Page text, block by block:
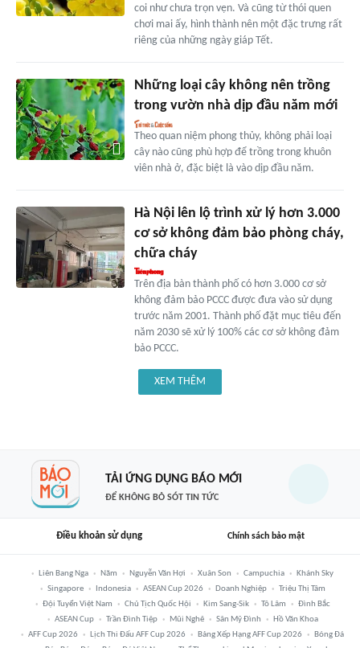
coi như chưa trọn vẹn. Và cũng từ thói quen
chơi mai ấy, hình thành nên một đặc trưng rất
riêng của những ngày giáp Tết.
Những loại cây không nên trồng
trong vườn nhà dịp đầu năm mới
Theo quan niệm phong thủy, không phải loại
cây nào cũng phù hợp để trồng trong khuôn
viên nhà ở, đặc biệt là vào dịp đầu năm.
Hà Nội lên lộ trình xử lý hơn 3.000
cơ sở không đảm bảo phòng cháy,
chữa cháy
Trên địa bàn thành phố có hơn 3.000 cơ sở
không đảm bảo PCCC được đưa vào sử dụng
trước năm 2001. Thành phố đặt mục tiêu đến
năm 2030 sẽ xử lý 100% các cơ sở không đảm
bảo PCCC.
XEM THÊM
TẢI ỨNG DỤNG BÁO MỚI
ĐỂ KHÔNG BỎ SÓT TIN TỨC
Điều khoản sử dụng Chính sách bảo mật
Liên Bang Nga Năm Nguyễn Văn Hợi Xuân Son Campuchia
Khánh Sky
Singapore
Indonesia ASEAN Cup 2026 Doanh Nghiệp
Triệu Thị Tâm
Đội Tuyển Việt Nam
Chủ Tịch Quốc Hội Kim Sang-Sik Tô Lâm
Đình Bắc
ASEAN Cup
Trần Đình Tiệp Mũi Nghê Sân Mỹ Đình
Hồ Văn Khoa
AFF Cup 2026
Lịch Thi Đấu AFF Cup 2026 Bảng Xếp Hạng AFF Cup 2026
Bóng Đá